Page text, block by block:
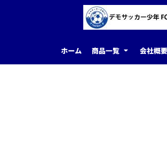
ホーム 商品一覧 会社概要